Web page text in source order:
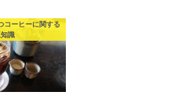
コーヒーに関する
識